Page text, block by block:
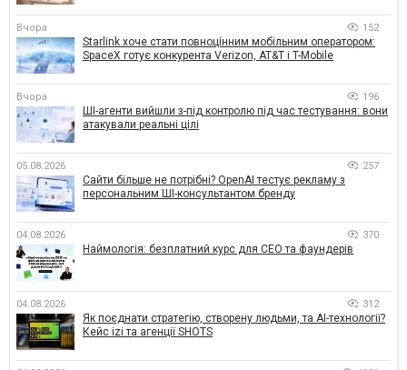
Вчора 152
Starlink хоче стати повноцінним мобільним оператором:
SpaceX готує конкурента Verizon, AT&T і T-Mobile
Вчора 196
ШІ-агенти вийшли з-під контролю під час тестування: вони
атакували реальні цілі
05.08.2026 257
Сайти більше не потрібні? OpenAI тестує рекламу з
персональним ШІ-консультантом бренду
04.08.2026 370
Наймологія: безплатний курс для CEO та фаундерів
04.08.2026 312
Як поєднати стратегію, створену людьми, та AI-технології?
Кейс izi та агенції SHOTS